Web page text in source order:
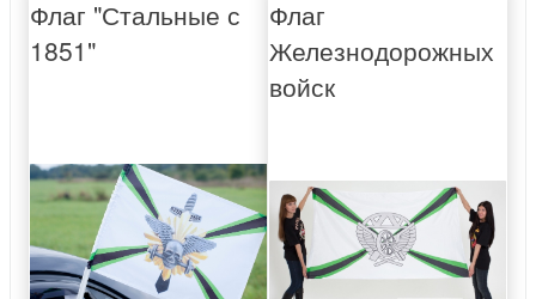
Флаг "Стальные с
1851"
Флаг
Железнодорожных
войск